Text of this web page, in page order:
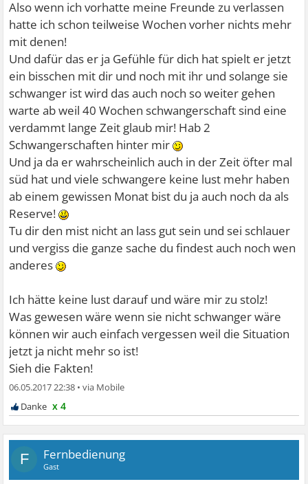
Also wenn ich vorhatte meine Freunde zu verlassen
hatte ich schon teilweise Wochen vorher nichts mehr
mit denen!
Und dafür das er ja Gefühle für dich hat spielt er jetzt
ein bisschen mit dir und noch mit ihr und solange sie
schwanger ist wird das auch noch so weiter gehen
warte ab weil 40 Wochen schwangerschaft sind eine
verdammt lange Zeit glaub mir! Hab 2
Schwangerschaften hinter mir
Und ja da er wahrscheinlich auch in der Zeit öfter mal
süd hat und viele schwangere keine lust mehr haben
ab einem gewissen Monat bist du ja auch noch da als
Reserve!
Tu dir den mist nicht an lass gut sein und sei schlauer
und vergiss die ganze sache du findest auch noch wen
anderes
Ich hätte keine lust darauf und wäre mir zu stolz!
Was gewesen wäre wenn sie nicht schwanger wäre
können wir auch einfach vergessen weil die Situation
jetzt ja nicht mehr so ist!
Sieh die Fakten!
06.05.2017 22:38 •
x 4
F Fernbedienung
Gast